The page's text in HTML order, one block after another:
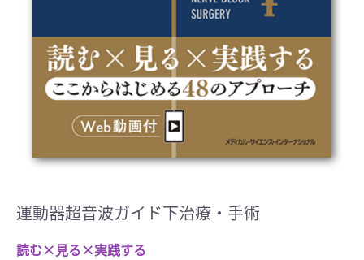
運動器超音波ガイド下治療・手術
読む×見る×実践する